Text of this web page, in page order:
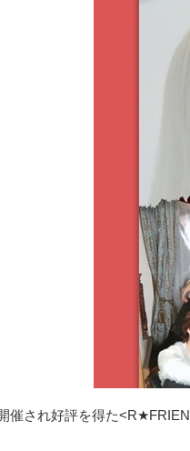
催され好評を得た